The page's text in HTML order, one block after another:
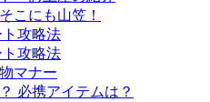
こにも山笠！
攻略法
攻略法
マナー
必携アイテムは？